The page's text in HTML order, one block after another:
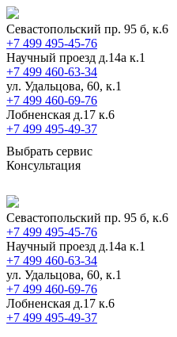
Севастопольский пр. 95 б, к.6
+7 499 495-45-76
Научный проезд д.14а к.1
+7 499 460-63-34
ул. Удальцова, 60, к.1
+7 499 460-69-76
Лобненская д.17 к.6
+7 499 495-49-37
Выбрать сервис
Консультация
Севастопольский пр. 95 б, к.6
+7 499 495-45-76
Научный проезд д.14а к.1
+7 499 460-63-34
ул. Удальцова, 60, к.1
+7 499 460-69-76
Лобненская д.17 к.6
+7 499 495-49-37